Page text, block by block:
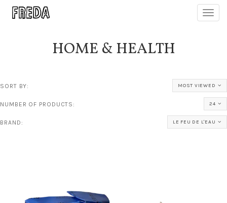
HOME & HEALTH
SORT BY: MOST VIEWED
NUMBER OF PRODUCTS: 24
BRAND: LE FEU DE L'EAU